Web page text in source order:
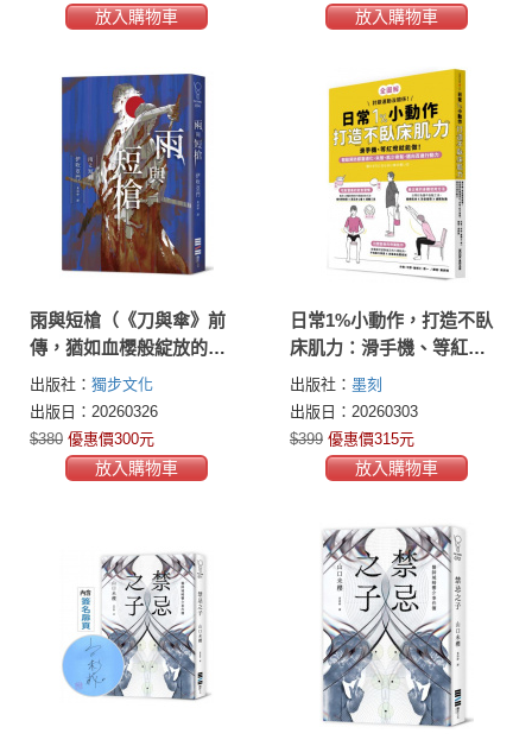
放入購物車 放入購物車
雨與短槍（《刀與傘》前
傳，猶如血櫻般綻放的長
篇時代推理小說）
出版社： 獨步文化
出版日：20260326
$380 優惠價300元
放入購物車
日常1%小動作，打造不臥
床肌力：滑手機、等紅燈
就能做！輕鬆預防膝蓋退
化、失智、肌少骨鬆，邁
向百歲行動力
出版社： 墨刻
出版日：20260303
$399 優惠價315元
放入購物車